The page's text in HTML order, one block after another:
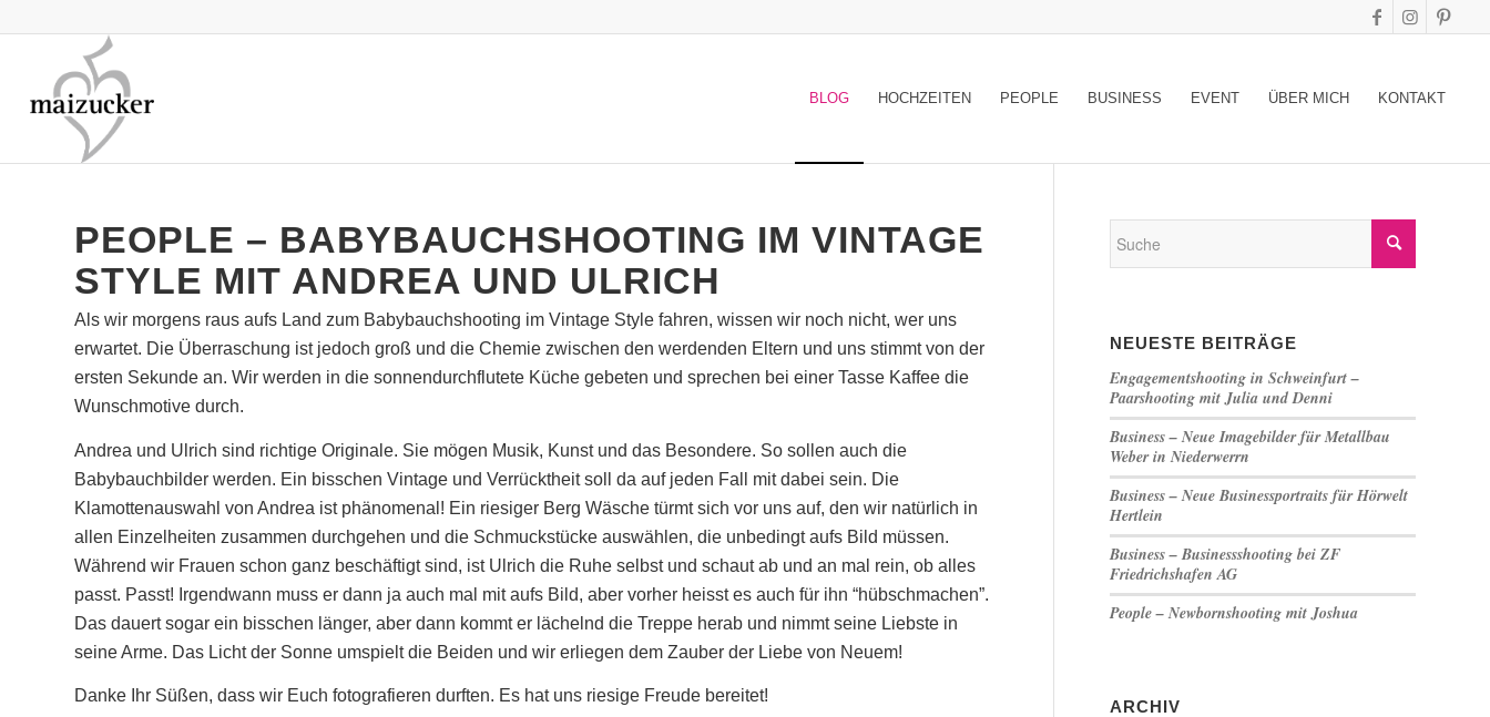
BLOG HOCHZEITEN PEOPLE BUSINESS EVENT ÜBER MICH KONTAKT
PEOPLE – BABYBAUCHSHOOTING IM VINTAGE
STYLE MIT ANDREA UND ULRICH
Als wir morgens raus aufs Land zum Babybauchshooting im Vintage Style fahren, wissen wir noch nicht, wer uns
erwartet. Die Überraschung ist jedoch groß und die Chemie zwischen den werdenden Eltern und uns stimmt von der
ersten Sekunde an. Wir werden in die sonnendurchflutete Küche gebeten und sprechen bei einer Tasse Kaffee die
Wunschmotive durch.
Andrea und Ulrich sind richtige Originale. Sie mögen Musik, Kunst und das Besondere. So sollen auch die
Babybauchbilder werden. Ein bisschen Vintage und Verrücktheit soll da auf jeden Fall mit dabei sein. Die
Klamottenauswahl von Andrea ist phänomenal! Ein riesiger Berg Wäsche türmt sich vor uns auf, den wir natürlich in
allen Einzelheiten zusammen durchgehen und die Schmuckstücke auswählen, die unbedingt aufs Bild müssen.
Während wir Frauen schon ganz beschäftigt sind, ist Ulrich die Ruhe selbst und schaut ab und an mal rein, ob alles
passt. Passt! Irgendwann muss er dann ja auch mal mit aufs Bild, aber vorher heisst es auch für ihn “hübschmachen”.
Das dauert sogar ein bisschen länger, aber dann kommt er lächelnd die Treppe herab und nimmt seine Liebste in
seine Arme. Das Licht der Sonne umspielt die Beiden und wir erliegen dem Zauber der Liebe von Neuem!
Danke Ihr Süßen, dass wir Euch fotografieren durften. Es hat uns riesige Freude bereitet!
NEUESTE BEITRÄGE
Engagementshooting in Schweinfurt –
Paarshooting mit Julia und Denni
Business – Neue Imagebilder für Metallbau
Weber in Niederwerrn
Business – Neue Businessportraits für Hörwelt
Hertlein
Business – Businessshooting bei ZF
Friedrichshafen AG
People – Newbornshooting mit Joshua
ARCHIV